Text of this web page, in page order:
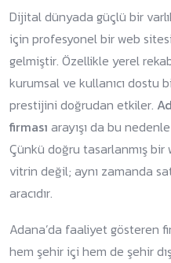
Dijital dünyada güçlü bir
için profesyonel bir web
gelmiştir. Özellikle yerel
kurumsal ve kullanıcı dostu
prestijini doğrudan etkiler.
firması arayışı da bu
Çünkü doğru tasarlanmış
vitrin değil; aynı zamanda
aracıdır.
Adana’da faaliyet gösteren
hem şehir içi hem de şehir